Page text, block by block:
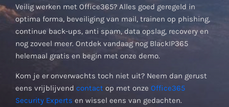
Veilig werken met Office365? Alles goed geregeld in
optima forma, beveiliging van mail, trainen op phishing,
continue back-ups, anti spam, data opslag, recovery en
nog zoveel meer. Ontdek vandaag nog BlackIP365
helemaal gratis en begin met onze demo.
Kom je er onverwachts toch niet uit? Neem dan gerust
eens vrijblijvend contact op met onze Office365
Security Experts en wissel eens van gedachten.